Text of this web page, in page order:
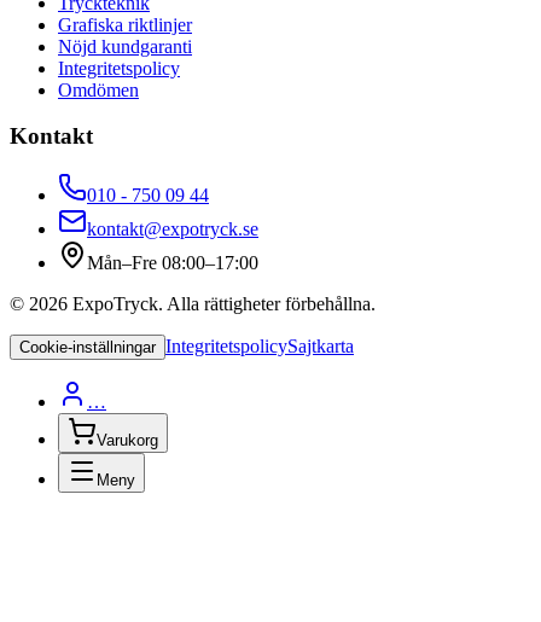
Grafiska riktlinjer
Nöjd kundgaranti
Integritetspolicy
Omdömen
Kontakt
010 - 750 09 44
kontakt@expotryck.se
Mån–Fre 08:00–17:00
© 2026 ExpoTryck. Alla rättigheter förbehållna.
Cookie-inställningar IntegritetspolicySajtkarta
…
Varukorg
Meny